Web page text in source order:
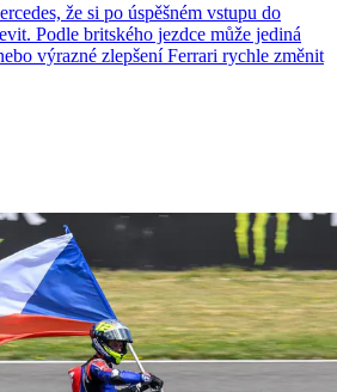
že si po úspěšném vstupu do
Podle britského jezdce může jediná
výrazné zlepšení Ferrari rychle změnit